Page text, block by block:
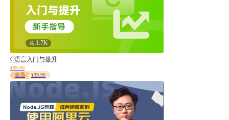
WebAPP
WorkBuddy
类型
编程微课
视频课程
1.7K
C语言入门与提升
¥99.80
会员
¥39.90